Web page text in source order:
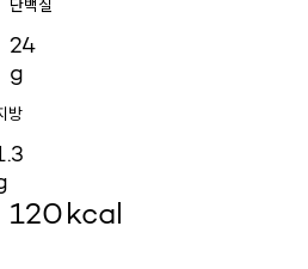
24
g
방
120kcal